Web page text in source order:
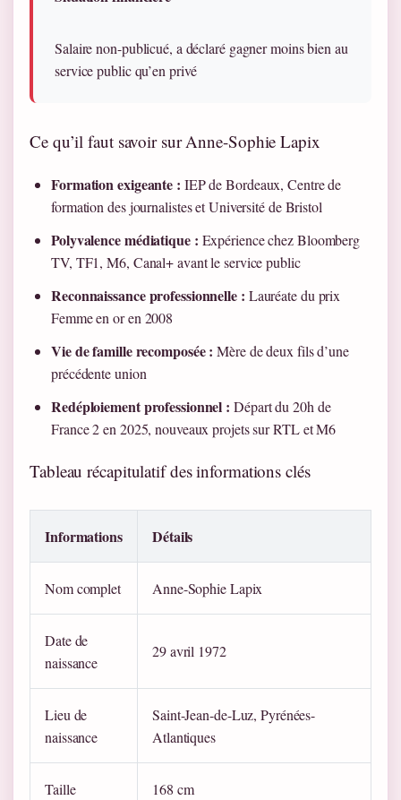
Salaire non-publicué, a déclaré gagner moins bien au
service public qu’en privé
Ce qu’il faut savoir sur Anne-Sophie Lapix
Formation exigeante : IEP de Bordeaux, Centre de
formation des journalistes et Université de Bristol
Polyvalence médiatique : Expérience chez Bloomberg
TV, TF1, M6, Canal+ avant le service public
Reconnaissance professionnelle : Lauréate du prix
Femme en or en 2008
Vie de famille recomposée : Mère de deux fils d’une
précédente union
Redéploiement professionnel : Départ du 20h de
France 2 en 2025, nouveaux projets sur RTL et M6
Tableau récapitulatif des informations clés
Informations Détails
Nom complet Anne-Sophie Lapix
Date de
naissance
29 avril 1972
Lieu de
naissance
Saint-Jean-de-Luz, Pyrénées-
Atlantiques
Taille 168 cm